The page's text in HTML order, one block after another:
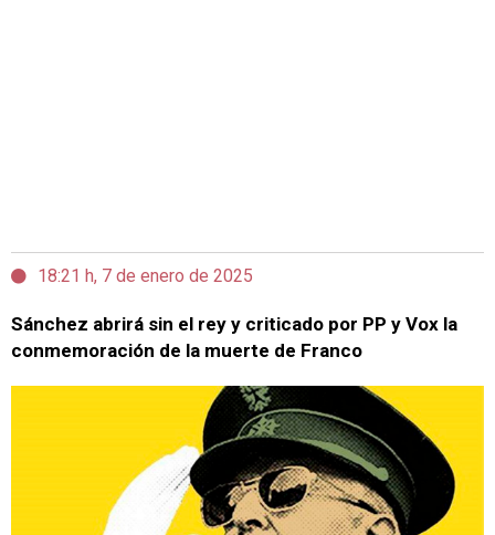
18:21 h, 7 de enero de 2025
Sánchez abrirá sin el rey y criticado por PP y Vox la
conmemoración de la muerte de Franco